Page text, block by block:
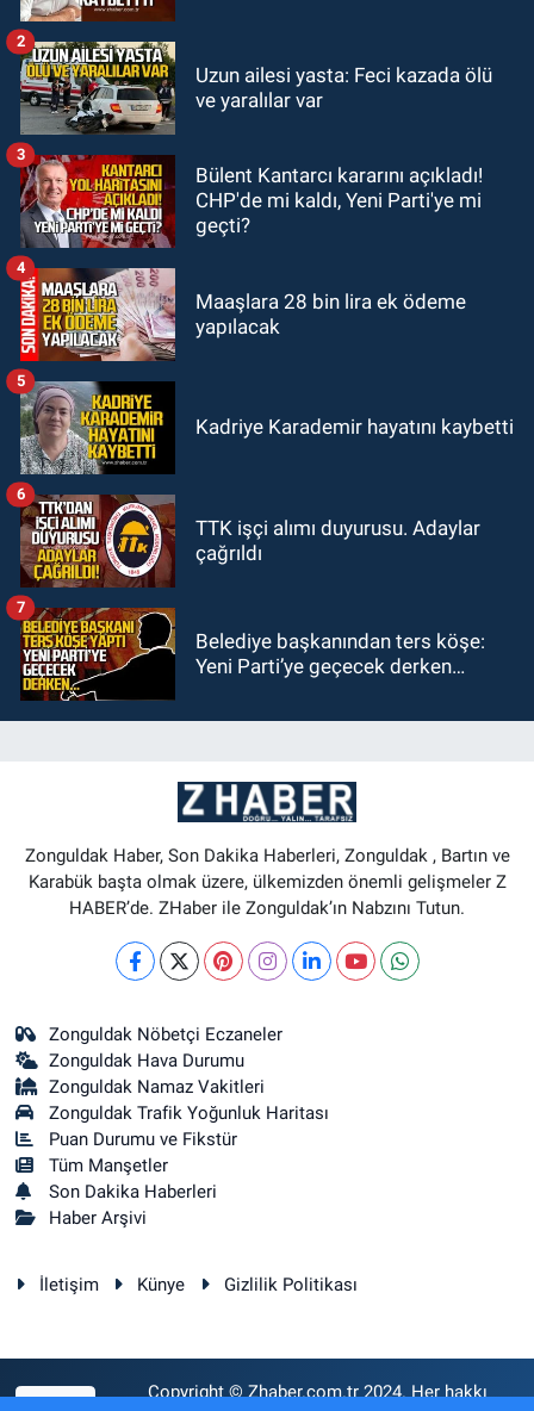
18:36AK Parti teşkilatları
GÜNDEM
18:18Gurbetçi Elmaslar
Zonguldakspor’a destek oldu
Uzun ailesi yasta: Feci kazada ölü
ve yaralılar var
2
Bülent Kantarcı kararını açıkladı!
CHP'de mi kaldı, Yeni Parti'ye mi
geçti?
3
Maaşlara 28 bin lira ek ödeme
yapılacak
4
Kadriye Karademir hayatını kaybetti
5
TTK işçi alımı duyurusu. Adaylar
çağrıldı
6
Belediye başkanından ters köşe:
Yeni Parti’ye geçecek derken…
7
Zonguldak Haber, Son Dakika Haberleri, Zonguldak , Bartın ve
Karabük başta olmak üzere, ülkemizden önemli gelişmeler Z
HABER’de. ZHaber ile Zonguldak’ın Nabzını Tutun.
Zonguldak Nöbetçi Eczaneler
Zonguldak Hava Durumu
Zonguldak Namaz Vakitleri
Zonguldak Trafik Yoğunluk Haritası
Puan Durumu ve Fikstür
Tüm Manşetler
Son Dakika Haberleri
Haber Arşivi
İletişim Künye Gizlilik Politikası
Copyright © Zhaber.com.tr 2024. Her hakkı